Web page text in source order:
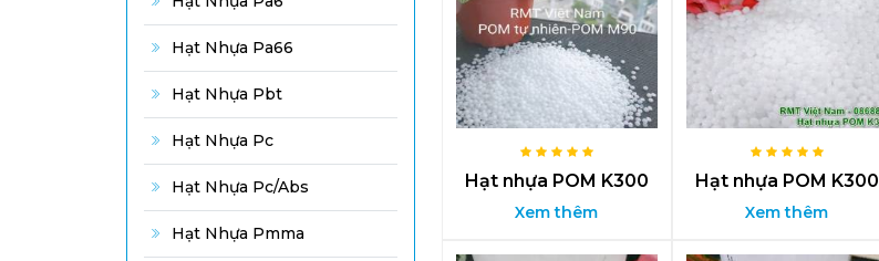
Hạt Nhựa Pa66
Hạt Nhựa Pbt
Hạt Nhựa Pc
Hạt Nhựa Pc/abs
Hạt Nhựa Pmma
Hạt nhựa POM K300
Xem thêm
Hạt nhựa POM K300
Xem thêm